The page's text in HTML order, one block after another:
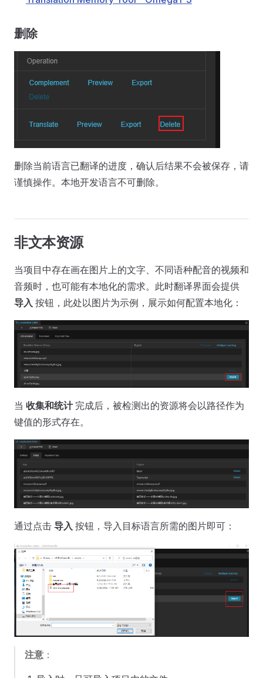
删除
删除当前语言已翻译的进度，确认后结果不会被保存，请
谨慎操作。本地开发语言不可删除。
非文本资源
当项目中存在画在图片上的文字、不同语种配音的视频和
音频时，也可能有本地化的需求。此时翻译界面会提供
导入 按钮，此处以图片为示例，展示如何配置本地化：
当 收集和统计完成后，被检测出的资源将会以路径作为
键值的形式存在。
通过点击 导入 按钮，导入目标语言所需的图片即可：
注意 ：